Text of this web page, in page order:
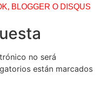
BLOGGER O DISQUS
no será
están marcados